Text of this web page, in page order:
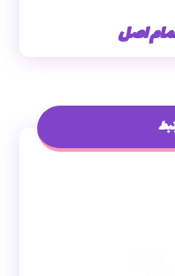
اصل